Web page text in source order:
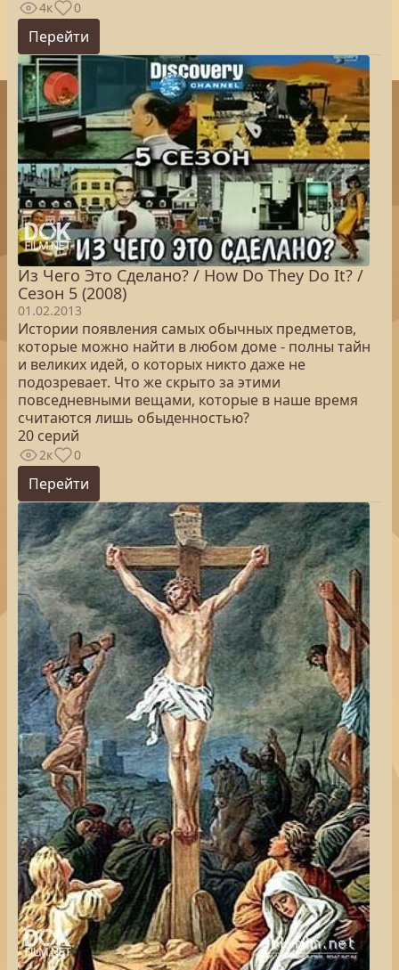
4к 0
Перейти
Из Чего Это Сделано? / How Do They Do It? /
Сезон 5 (2008)
01.02.2013
Истории появления самых обычных предметов,
которые можно найти в любом доме - полны тайн
и великих идей, о которых никто даже не
подозревает. Что же скрыто за этими
повседневными вещами, которые в наше время
считаются лишь обыденностью?
20 серий
2к 0
Перейти